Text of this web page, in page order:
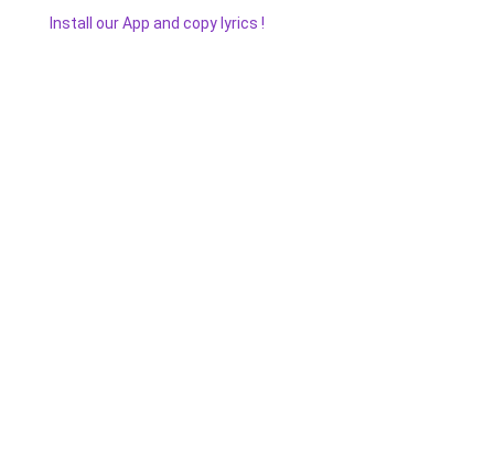
Install our App and copy lyrics !